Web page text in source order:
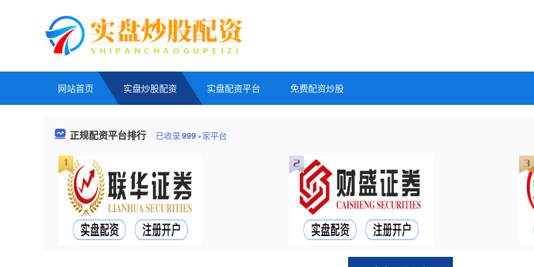
网站首页 实盘炒股配资 实盘配资平台 免费配资炒股
正规配资平台排行 已收录999+家平台